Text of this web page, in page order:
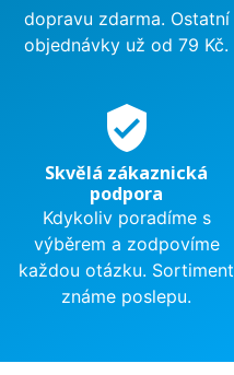
dopravu zdarma. Ostatní
objednávky už od 79 Kč.
verified_user
Skvělá zákaznická
podpora
Kdykoliv poradíme s
výběrem a zodpovíme
každou otázku. Sortiment
známe poslepu.